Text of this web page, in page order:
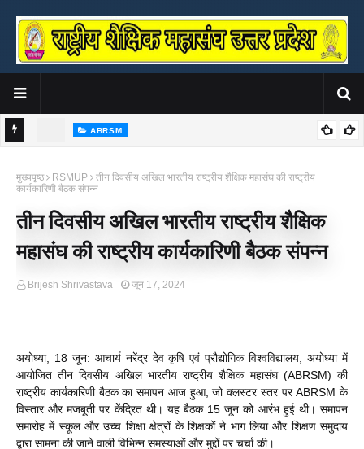
ABRSM
किया पुस्तक का भव्य लोकार्पण
मुख्यपृष्ठ RSMUP
तीन दिवसीय अखिल भारतीय राष्ट्रीय शैक्षिक महासंघ की राष्ट्रीय
कार्यकारिणी बैठक संपन्न
तीन दिवसीय अखिल भारतीय राष्ट्रीय शैक्षिक
महासंघ की राष्ट्रीय कार्यकारिणी बैठक संपन्न
Brijesh Shrivastava जून 17, 2024
अयोध्या, 18 जून: आचार्य नरेंद्र देव कृषि एवं प्रौद्योगिक विश्वविद्यालय, अयोध्या में
आयोजित तीन दिवसीय अखिल भारतीय राष्ट्रीय शैक्षिक महासंघ (ABRSM) की
राष्ट्रीय कार्यकारिणी बैठक का समापन आज हुआ, जो क्लस्टर स्तर पर ABRSM के
विस्तार और मजबूती पर केंद्रित थी। यह बैठक 15 जून को आरंभ हुई थी। समापन
समारोह में स्कूल और उच्च शिक्षा क्षेत्रों के शिक्षकों ने भाग लिया और शिक्षण समुदाय
द्वारा सामना की जाने वाली विभिन्न समस्याओं और मुद्दों पर चर्चा की।